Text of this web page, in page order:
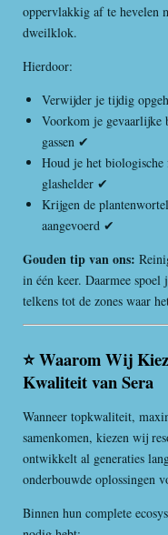
oppervlakkig af te hevelen
dweilklok.
Hierdoor:
Verwijder je tijdig
Voorkom je gevaarlijke
gassen ✔
Houd je het biologische
glashelder ✔
Krijgen de
aangevoerd ✔
Gouden tip van ons:
in één keer. Daarmee
telkens tot de zones waar
⭐ Waarom Wij
Kwaliteit van Sera
Wanneer topkwaliteit,
samenkomen, kiezen wij
ontwikkelt al generaties
onderbouwde oplossingen
Binnen hun complete